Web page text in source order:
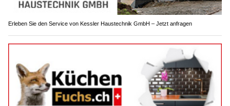
Erleben Sie den Service von Kessler Haustechnik GmbH – Jetzt anfragen